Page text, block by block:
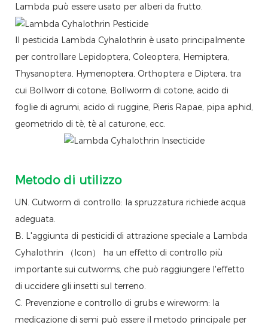
Lambda può essere usato per alberi da frutto.
Il pesticida Lambda Cyhalothrin è usato principalmente
per controllare Lepidoptera, Coleoptera, Hemiptera,
Thysanoptera, Hymenoptera, Orthoptera e Diptera, tra
cui Bollworr di cotone, Bollworm di cotone, acido di
foglie di agrumi, acido di ruggine, Pieris Rapae, pipa aphid,
geometrido di tè, tè al caturone, ecc.
Metodo di utilizzo
UN. Cutworm di controllo: la spruzzatura richiede acqua
adeguata.
B. L'aggiunta di pesticidi di attrazione speciale a Lambda
Cyhalothrin （Icon） ha un effetto di controllo più
importante sui cutworms, che può raggiungere l'effetto
di uccidere gli insetti sul terreno.
C. Prevenzione e controllo di grubs e wireworm: la
medicazione di semi può essere il metodo principale per